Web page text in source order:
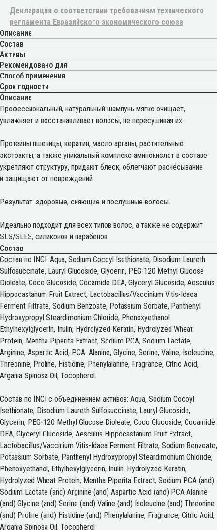
Декларация о соответствии требованиям технического
регламента Евразийского экономического союза
Описание
Состав
Активы
Рекомендовано для
Способ применения
Срок годности
Описание
Профессиональный, натуральный шампунь мягко очищает,
увлажняет и восстанавливает волосы, не пересушивая их.
Протеины пшеницы, кератин, масло арганы, растительные
экстракты, а также уникальный комплекс аминокислот в составе
укрепляют структуру, придают блеск, облегчают расчёсывание
и защищают от повреждений.
Результат: здоровые, сияющие и послушные волосы.
Идеально подходит для всех типов волос, а также не содержит
SLS/SLES, силиконов и парабенов
Состав
Состав по INCI: Aqua, Sodium Cocoyl Isethionate, Disodium Laureth
Sulfosuccinate, Lauryl Glucoside, Glycerin, PEG-120 Methyl Glucose
Dioleate, Coco Glucoside, Cocamide DEA, Glyceryl Glucoside, Аesculus
Hippocastanum Fruit Extract, Lactobacillus/Vaccinium Vitis-Idaea
Ferment Filtrate, Sodium Benzoate, Potassium Sorbate, Panthenyl
Hydroxypropyl Steardimonium Chloride, Phenoxyethanol,
Ethylhexylglycerin, Inulin, Hydrolyzed Keratin, Hydrolyzed Wheat
Protein, Mentha Piperita Extract, Sodium PCA, Sodium Lactate,
Arginine, Aspartic Acid, PCA. Alanine, Glycine, Serine, Valine, Isoleucine,
Threonine, Proline, Histidine, Phenylalanine, Fragrance, Citric Acid,
Argania Spinosa Oil, Tocopherol.
Состав по INCI с объединением активов: Aqua, Sodium Cocoyl
Isethionate, Disodium Laureth Sulfosuccinate, Lauryl Glucoside,
Glycerin, PEG-120 Methyl Glucose Dioleate, Coco Glucoside, Cocamide
DEA, Glyceryl Glucoside, Аesculus Hippocastanum Fruit Extract,
Lactobacillus/Vaccinium Vitis-Idaea Ferment Filtrate, Sodium Benzoate,
Potassium Sorbate, Panthenyl Hydroxypropyl Steardimonium Chloride,
Phenoxyethanol, Ethylhexylglycerin, Inulin, Hydrolyzed Keratin,
Hydrolyzed Wheat Protein, Mentha Piperita Extract, Sodium PCA (and)
Sodium Lactate (and) Arginine (and) Aspartic Acid (and) PCA Alanine
(and) Glycine (and) Serine (and) Valine (and) Isoleucine (and) Threonine
(and) Proline (and) Histidine (and) Phenylalanine, Fragrance, Citric Acid,
Argania Spinosa Oil, Tocopherol